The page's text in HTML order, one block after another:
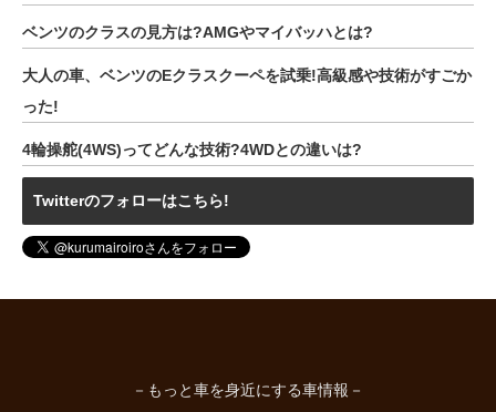
ベンツのクラスの見方は?AMGやマイバッハとは?
大人の車、ベンツのEクラスクーペを試乗!高級感や技術がすごか
った!
4輪操舵(4WS)ってどんな技術?4WDとの違いは?
Twitterのフォローはこちら!
－もっと車を身近にする車情報－